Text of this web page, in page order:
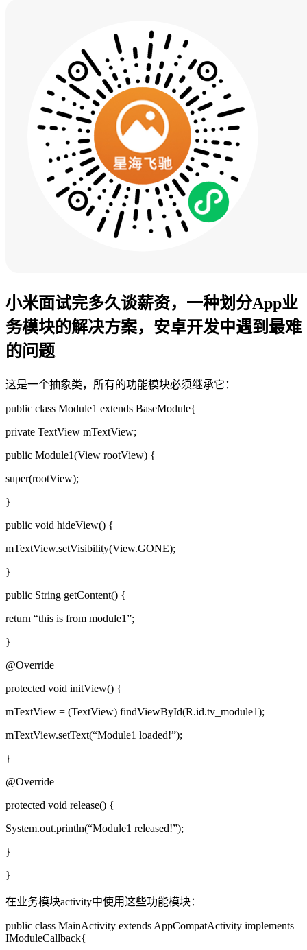
小米面试完多久谈薪资，一种划分App业
务模块的解决方案，安卓开发中遇到最难
的问题
这是一个抽象类，所有的功能模块必须继承它：
public class Module1 extends BaseModule{
private TextView mTextView;
public Module1(View rootView) {
super(rootView);
}
public void hideView() {
mTextView.setVisibility(View.GONE);
}
public String getContent() {
return “this is from module1”;
}
@Override
protected void initView() {
mTextView = (TextView) findViewById(R.id.tv_module1);
mTextView.setText(“Module1 loaded!”);
}
@Override
protected void release() {
System.out.println(“Module1 released!”);
}
}
在业务模块activity中使用这些功能模块：
public class MainActivity extends AppCompatActivity implements
IModuleCallback{